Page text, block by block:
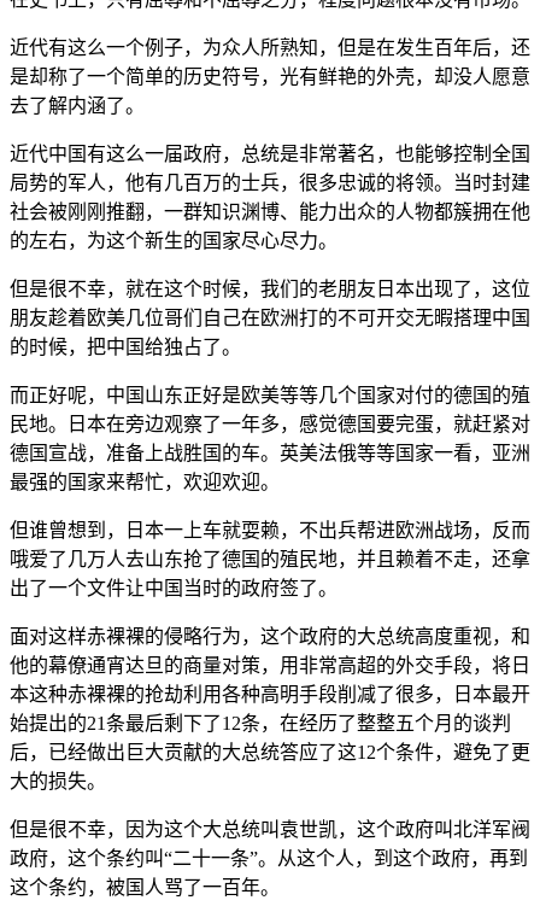
近代有这么一个例子，为众人所熟知，但是在发生百年后，还
是却称了一个简单的历史符号，光有鲜艳的外壳，却没人愿意
去了解内涵了。
近代中国有这么一届政府，总统是非常著名，也能够控制全国
局势的军人，他有几百万的士兵，很多忠诚的将领。当时封建
社会被刚刚推翻，一群知识渊博、能力出众的人物都簇拥在他
的左右，为这个新生的国家尽心尽力。
但是很不幸，就在这个时候，我们的老朋友日本出现了，这位
朋友趁着欧美几位哥们自己在欧洲打的不可开交无暇搭理中国
的时候，把中国给独占了。
而正好呢，中国山东正好是欧美等等几个国家对付的德国的殖
民地。日本在旁边观察了一年多，感觉德国要完蛋，就赶紧对
德国宣战，准备上战胜国的车。英美法俄等等国家一看，亚洲
最强的国家来帮忙，欢迎欢迎。
但谁曾想到，日本一上车就耍赖，不出兵帮进欧洲战场，反而
哦爱了几万人去山东抢了德国的殖民地，并且赖着不走，还拿
出了一个文件让中国当时的政府签了。
面对这样赤裸裸的侵略行为，这个政府的大总统高度重视，和
他的幕僚通宵达旦的商量对策，用非常高超的外交手段，将日
本这种赤裸裸的抢劫利用各种高明手段削减了很多，日本最开
始提出的21条最后剩下了12条，在经历了整整五个月的谈判
后，已经做出巨大贡献的大总统答应了这12个条件，避免了更
大的损失。
但是很不幸，因为这个大总统叫袁世凯，这个政府叫北洋军阀
政府，这个条约叫“二十一条”。从这个人，到这个政府，再到
这个条约，被国人骂了一百年。